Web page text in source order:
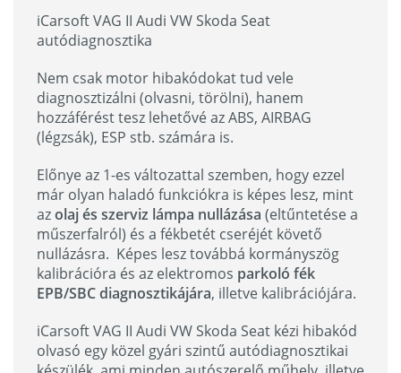
iCarsoft VAG II Audi VW Skoda Seat
autódiagnosztika
Nem csak motor hibakódokat tud vele
diagnosztizálni (olvasni, törölni), hanem
hozzáférést tesz lehetővé az ABS, AIRBAG
(légzsák), ESP stb. számára is.
Előnye az 1-es változattal szemben, hogy ezzel
már olyan haladó funkciókra is képes lesz, mint
azolaj és szerviz lámpa nullázása (eltűntetése a
műszerfalról) és a fékbetét cseréjét követő
nullázásra. Képes lesz továbbá kormányszög
kalibrációra és az elektromos parkoló fék
EPB/SBC diagnosztikájára, illetve kalibrációjára.
iCarsoft VAG II Audi VW Skoda Seat kézi hibakód
olvasó egy közel gyári szintű autódiagnosztikai